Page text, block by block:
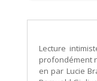
Lecture
profondément
en par Lucie